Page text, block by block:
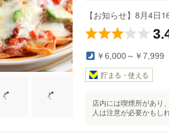
【お知らせ】8月4日
￥6,000～￥7,999
貯まる・使える
店内には喫煙所があり
人は注意が必要かもし